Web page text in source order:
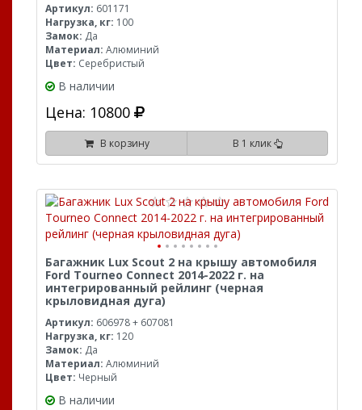
Артикул: 601171
Нагрузка, кг: 100
Замок: Да
Материал: Алюминий
Цвет: Серебристый
В наличии
Цена: 10800
В корзину В 1 клик
Багажник Lux Scout 2 на крышу автомобиля
Ford Tourneo Connect 2014-2022 г. на
интегрированный рейлинг (черная
крыловидная дуга)
Артикул: 606978 + 607081
Нагрузка, кг: 120
Замок: Да
Материал: Алюминий
Цвет: Черный
В наличии